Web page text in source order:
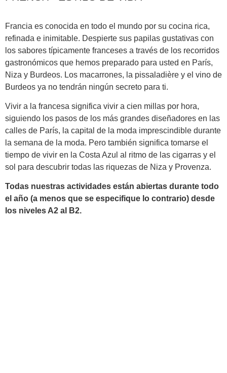
Francia es conocida en todo el mundo por su cocina rica,
refinada e inimitable. Despierte sus papilas gustativas con
los sabores típicamente franceses a través de los recorridos
gastronómicos que hemos preparado para usted en París,
Niza y Burdeos. Los macarrones, la pissaladière y el vino de
Burdeos ya no tendrán ningún secreto para ti.
Vivir a la francesa significa vivir a cien millas por hora,
siguiendo los pasos de los más grandes diseñadores en las
calles de París, la capital de la moda imprescindible durante
la semana de la moda. Pero también significa tomarse el
tiempo de vivir en la Costa Azul al ritmo de las cigarras y el
sol para descubrir todas las riquezas de Niza y Provenza.
Todas nuestras actividades están abiertas durante todo
el año (a menos que se especifique lo contrario) desde
los niveles A2 al B2.